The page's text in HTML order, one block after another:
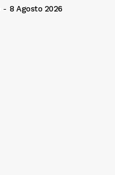
- 8 Agosto 2026